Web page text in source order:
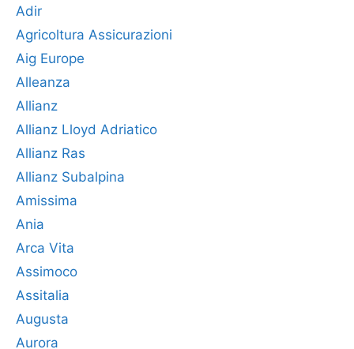
Adir
Agricoltura Assicurazioni
Aig Europe
Alleanza
Allianz
Allianz Lloyd Adriatico
Allianz Ras
Allianz Subalpina
Amissima
Ania
Arca Vita
Assimoco
Assitalia
Augusta
Aurora